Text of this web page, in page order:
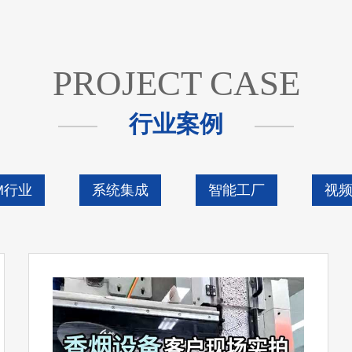
PROJECT CASE
行业案例
行业 系统集成 智能工厂 视